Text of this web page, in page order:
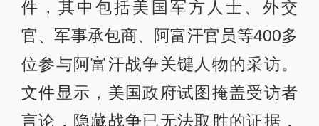
件，其中包括美国军方人士、外交
官、军事承包商、阿富汗官员等400多
位参与阿富汗战争关键人物的采访。
文件显示，美国政府试图掩盖受访者
言论，隐藏战争已无法取胜的证据，